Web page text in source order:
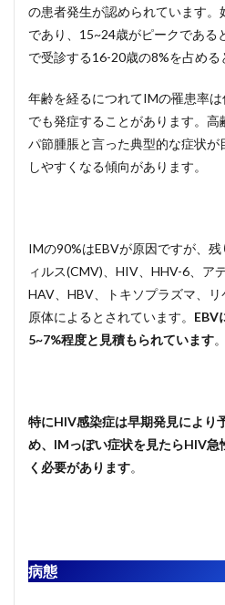
の患者発生が認められています
であり、15~24歳がピークである
で受診する16-20歳の8%を占める
年齢を経るにつれてIMの罹患率
でも発症することがあります。
パ節腫脹と言った典型的な症状
しやすくなる傾向があります。
IMの90%はEBVが原因ですが、
ィルス(CMV)、HIV、HHV-6、ア
HAV、HBV、トキソプラズマ、
原体によるとされています。 EBV
5~7%程度と見積もられています。
特にHIV感染症は早期発見により
め、IMっぽい症状を見たらHIV急
く必要があります。
病態